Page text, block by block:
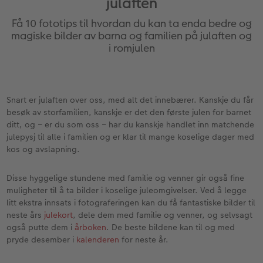
Anledninger
Enkel bildeoverføring
Gratis bildelagring
CEWE FOTOBOK Color pop
Panoramaside
Minnelomme
Tilbehør
Bilde på skumplate
Galleritrykk
Fotoplakat med kart
Fotoplakat med plakatlist
Fotocollage
hexxas
Flerdelt veggdekorasjon
Fotoplakat standardpapir
Fotosett
Fremkall engangskameraet
Digitalisering
Inspirasjon
Gratis bildelagring
Tekstiler
Skole og kontor
Fyll selv gaveeske
Mobildeksler
Kjæledyr
Inspirasjon
CEWE Gavekort
Ekspresskalender
Hvordan fungerer det?
Design selv
Alle anledninger
Postkort
Kort med fotoinnstikk
Bordkort
Menykort
Direkteforsendelse
Inspirasjon
Valgmuligheter
Tilbehør
Få 10 fototips til hvordan du kan ta enda bedre og
magiske bilder av barna og familien på julaften og
i romjulen
Snart er julaften over oss, med alt det innebærer. Kanskje du får
besøk av storfamilien, kanskje er det den første julen for barnet
ditt, og – er du som oss – har du kanskje handlet inn matchende
julepysj til alle i familien og er klar til mange koselige dager med
kos og avslapning.
Disse hyggelige stundene med familie og venner gir også fine
muligheter til å ta bilder i koselige juleomgivelser. Ved å legge
litt ekstra innsats i fotograferingen kan du få fantastiske bilder til
neste års julekort, dele dem med familie og venner, og selvsagt
også putte dem i årboken. De beste bildene kan til og med
pryde desember i kalenderen for neste år.